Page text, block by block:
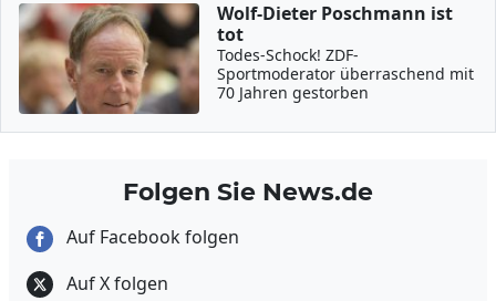
Wolf-Dieter Poschmann ist
tot
Todes-Schock! ZDF-
Sportmoderator überraschend mit
70 Jahren gestorben
Folgen Sie News.de
Auf Facebook folgen
Auf X folgen